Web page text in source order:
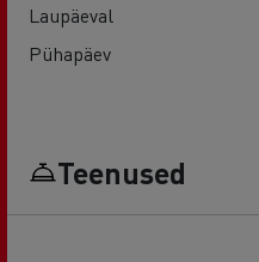
Laupäeval
Pühapäev
Teenused